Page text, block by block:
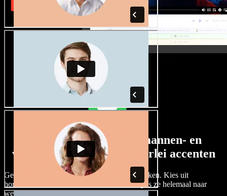
Een ruim aanbod aan mannen- en
vrouwenstemmen met allerlei accenten
Geen twee projecten hoeven hetzelfde te klinken. Kies uit
honderden AI-stemacteurs en accenten, en pas ze helemaal naar
wens aan.